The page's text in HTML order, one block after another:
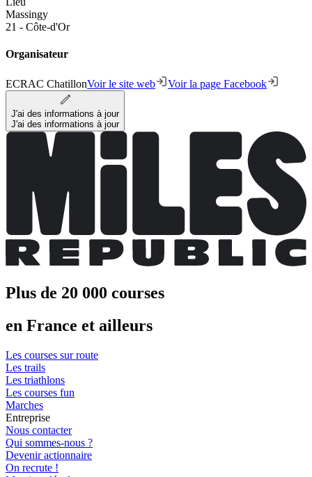
Massingy
21 - Côte-d'Or
Organisateur
ECRAC ChatillonVoir le site web Voir la page Facebook
J'ai des informations à jour
J'ai des informations à jour
Plus de 20 000 courses
en France et ailleurs
Les courses sur route
Les trails
Les triathlons
Les courses fun
Marches
Entreprise
Nous contacter
Qui sommes-nous ?
Devenir actionnaire
On recrute !